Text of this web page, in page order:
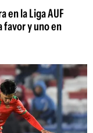
en la Liga AUF
favor y uno en